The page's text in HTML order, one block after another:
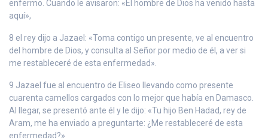
enfermo. Cuando le avisaron: «El hombre de Dios ha venido hasta
aquí»,
8 el rey dijo a Jazael: «Toma contigo un presente, ve al encuentro
del hombre de Dios, y consulta al Señor por medio de él, a ver si
me restableceré de esta enfermedad».
9 Jazael fue al encuentro de Eliseo llevando como presente
cuarenta camellos cargados con lo mejor que había en Damasco.
Al llegar, se presentó ante él y le dijo: «Tu hijo Ben Hadad, rey de
Aram, me ha enviado a preguntarte: ¿Me restableceré de esta
enfermedad?».